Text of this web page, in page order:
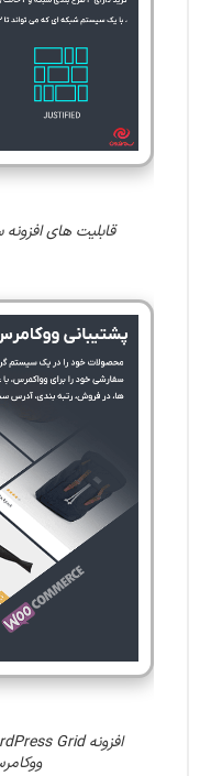
قابلیت های